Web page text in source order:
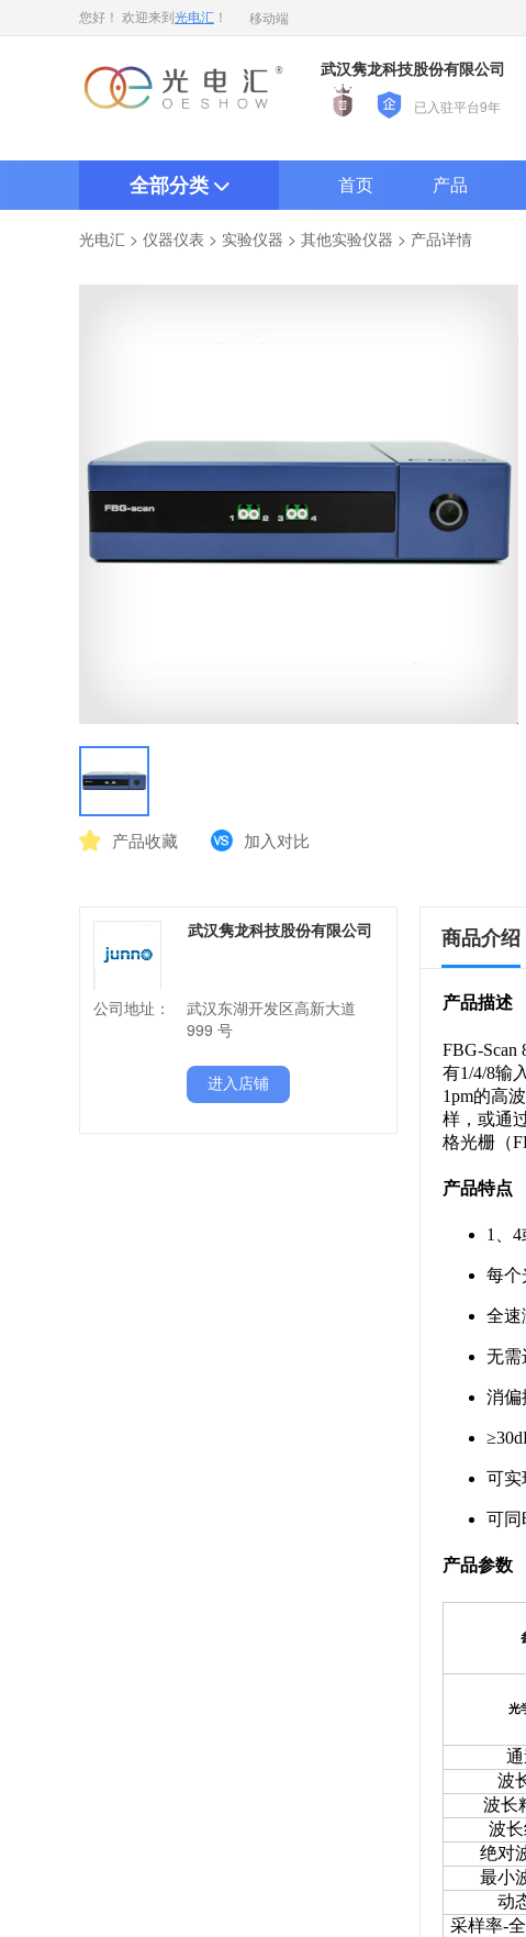
您好！ 欢迎来到 光电汇 ！ 移动端
武汉隽龙科技股份有限公司
已入驻平台9年
全部分类 首页 产品
光电汇 > 仪器仪表 > 实验仪器 > 其他实验仪器 > 产品详情
产品收藏 加入对比
武汉隽龙科技股份有限公司
公司地址：
武汉东湖开发区高新大道
999 号
进入店铺
商品介绍